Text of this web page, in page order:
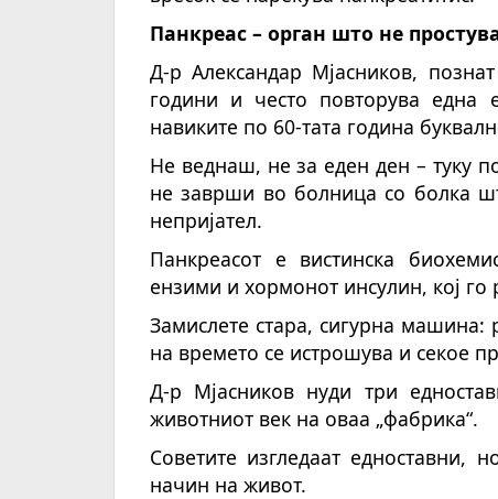
Панкреас – орган што не
Д-р Александар Мјасников,
години и често повторува една
навиките по 60-тата година
Не веднаш, не за еден ден – туку
не заврши во болница со болка
непријател.
Панкреасот е вистинска
ензими и хормонот инсулин, кој
Замислете стара, сигурна
на времето се истрошува и секое
Д-р Мјасников нуди три
животниот век на оваа „фабрика“.
Советите изгледаат
начин на живот.